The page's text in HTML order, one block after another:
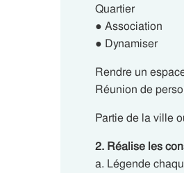
Quartier
● Association
● Dynamiser
Rendre un
Réunion de
Partie de la ville
2. Réalise les
a. Légende